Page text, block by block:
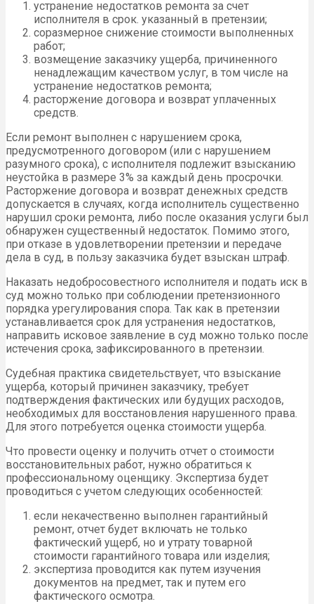
устранение недостатков ремонта за счет
исполнителя в срок. указанный в претензии;
соразмерное снижение стоимости выполненных
работ;
возмещение заказчику ущерба, причиненного
ненадлежащим качеством услуг, в том числе на
устранение недостатков ремонта;
расторжение договора и возврат уплаченных
средств.
Если ремонт выполнен с нарушением срока,
предусмотренного договором (или с нарушением
разумного срока), с исполнителя подлежит взысканию
неустойка в размере 3% за каждый день просрочки.
Расторжение договора и возврат денежных средств
допускается в случаях, когда исполнитель существенно
нарушил сроки ремонта, либо после оказания услуги был
обнаружен существенный недостаток. Помимо этого,
при отказе в удовлетворении претензии и передаче
дела в суд, в пользу заказчика будет взыскан штраф.
Наказать недобросовестного исполнителя и подать иск в
суд можно только при соблюдении претензионного
порядка урегулирования спора. Так как в претензии
устанавливается срок для устранения недостатков,
направить исковое заявление в суд можно только после
истечения срока, зафиксированного в претензии.
Судебная практика свидетельствует, что взыскание
ущерба, который причинен заказчику, требует
подтверждения фактических или будущих расходов,
необходимых для восстановления нарушенного права.
Для этого потребуется оценка стоимости ущерба.
Что провести оценку и получить отчет о стоимости
восстановительных работ, нужно обратиться к
профессиональному оценщику. Экспертиза будет
проводиться с учетом следующих особенностей:
если некачественно выполнен гарантийный
ремонт, отчет будет включать не только
фактический ущерб, но и утрату товарной
стоимости гарантийного товара или изделия;
экспертиза проводится как путем изучения
документов на предмет, так и путем его
фактического осмотра.